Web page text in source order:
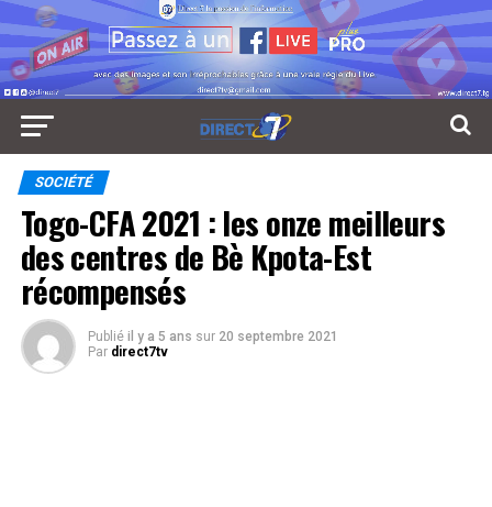
SOCIÉTÉ
Togo-CFA 2021 : les onze meilleurs
des centres de Bè Kpota-Est
récompensés
Publié il y a 5 ans sur 20 septembre 2021
Par direct7tv